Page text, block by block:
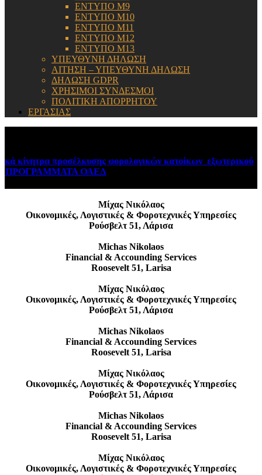
ΕΝΤΥΠΟ Μ9
ΕΝΤΥΠΟ Μ10
ΕΝΤΥΠΟ Μ11
ΕΝΤΥΠΟ Μ12
ΕΝΤΥΠΟ Μ13
ΥΠΕΥΘΥΝΗ ΔΗΛΩΣΗ
ΑΙΤΗΣΗ – ΥΠΕΥΘΥΝΗ ΔΗΛΩΣΗ
ΔΗΛΩΣΗ GDPR
ΧΡΗΣΙΜΟΙ ΣΥΝΔΕΣΜΟΙ
ΠΟΛΙΤΙΚΗ ΑΠΟΡΡΗΤΟΥ
ΕΡΓΑΣΙΑΣ
προσέλκυσης φορολογικών κατοίκων εξωτερικού August
ΟΑΕΔ August 6, 2026
Μίχας Νικόλαος
Οικονομικές, Λογιστικές & Φοροτεχνικές Υπηρεσίες
Ρούσβελτ 51, Λάρισα
Michas Nikolaos
Financial & Accounding Services
Roosevelt 51, Larisa
Μίχας Νικόλαος
Οικονομικές, Λογιστικές & Φοροτεχνικές Υπηρεσίες
Ρούσβελτ 51, Λάρισα
Michas Nikolaos
Financial & Accounding Services
Roosevelt 51, Larisa
Μίχας Νικόλαος
Οικονομικές, Λογιστικές & Φοροτεχνικές Υπηρεσίες
Ρούσβελτ 51, Λάρισα
Michas Nikolaos
Financial & Accounding Services
Roosevelt 51, Larisa
Μίχας Νικόλαος
Οικονομικές, Λογιστικές & Φοροτεχνικές Υπηρεσίες